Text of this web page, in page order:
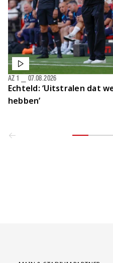
Echteld: ‘Uitstralen dat
hebben’
AZ 1 07.08.2026